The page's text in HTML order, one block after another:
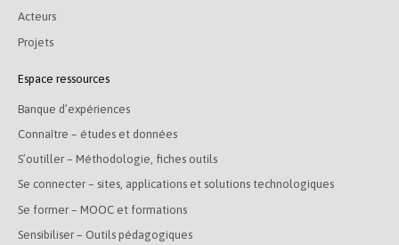
Acteurs
Projets
Espace ressources
Banque d’expériences
Connaître – études et données
S’outiller – Méthodologie, fiches outils
Se connecter – sites, applications et solutions technologiques
Se former – MOOC et formations
Sensibiliser – Outils pédagogiques